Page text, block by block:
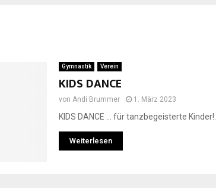
Gymnastik Verein
KIDS DANCE
vonAndi Brummer 1. März 2023
KIDS DANCE … für tanzbegeisterte Kinder!...
Weiterlesen